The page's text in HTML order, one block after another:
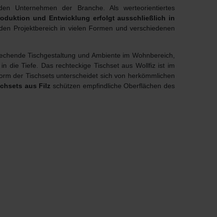
Unternehmen der Branche. Als werteorientiertes
und Entwicklung erfolgt ausschließlich in
Projektbereich in vielen Formen und verschiedenen
Tischgestaltung und Ambiente im Wohnbereich,
die Tiefe. Das rechteckige Tischset aus Wollfiz ist im
der Tischsets unterscheidet sich von herkömmlichen
aus Filz schützen empfindliche Oberflächen des